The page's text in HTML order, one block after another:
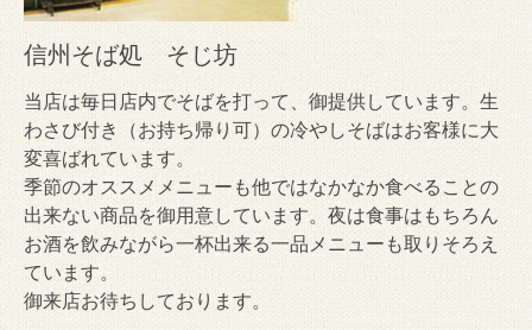
信州そば処 そじ坊
当店は毎日店内でそばを打って、御提供しています。生
わさび付き（お持ち帰り可）の冷やしそばはお客様に大
変喜ばれています。
季節のオススメメニューも他ではなかなか食べることの
出来ない商品を御用意しています。夜は食事はもちろん
お酒を飲みながら一杯出来る一品メニューも取りそろえ
ています。
御来店お待ちしております。